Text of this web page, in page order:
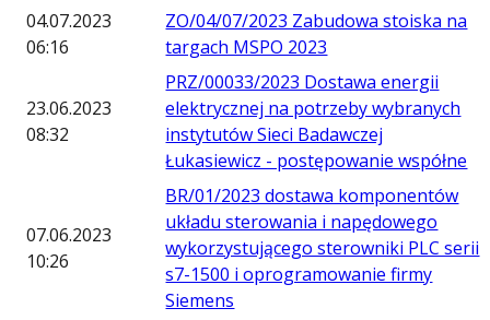
04.07.2023
06:16
ZO/04/07/2023 Zabudowa stoiska na
targach MSPO 2023
23.06.2023
08:32
PRZ/00033/2023 Dostawa energii
elektrycznej na potrzeby wybranych
instytutów Sieci Badawczej
Łukasiewicz - postępowanie współne
07.06.2023
10:26
BR/01/2023 dostawa komponentów
układu sterowania i napędowego
wykorzystującego sterowniki PLC serii
s7-1500 i oprogramowanie firmy
Siemens